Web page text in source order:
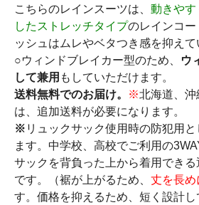
こちらのレインスーツは、 動きやす
したストレッチタイプのレインコー
ッシュはムレやベタつき感を抑えて
○ウィンドブレイカー型のため、
ウ
して兼用 もしていただけます。
送料無料でのお届け。
※北海道、
は、追加送料が必要になります。
※ リュックサック使用時の防犯用
ます。中学校、高校でご利用の
サックを背負った上から着用できる
です。（裾が上がるため、 丈を長め
す。価格を抑えるため、短く設計